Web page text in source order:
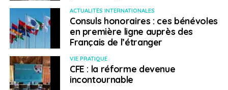
ACTUALITÉS INTERNATIONALES
Consuls honoraires : ces bénévoles
en première ligne auprès des
Français de l’étranger
VIE PRATIQUE
CFE : la réforme devenue
incontournable